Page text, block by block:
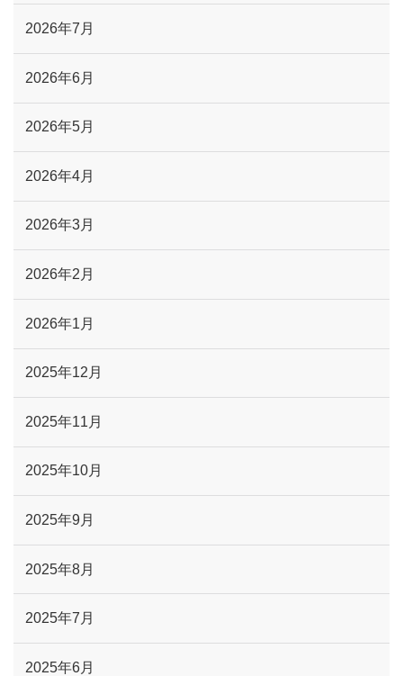
2026年7月
2026年6月
2026年5月
2026年4月
2026年3月
2026年2月
2026年1月
2025年12月
2025年11月
2025年10月
2025年9月
2025年8月
2025年7月
2025年6月